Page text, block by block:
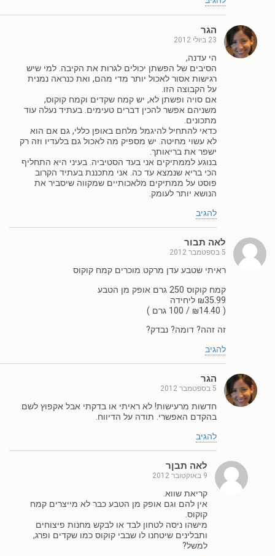
הגר
23 ביולי 2012
הי עדנה,
הסיבים של הפשתן יכולים לגרות את הקיבה. למי שיש
רגישות אסור לאכול יותר מדי מהם, ואת כנראה נמנית
על הקבוצה הזו.
אם סויה ופשתן לא, יש קמח שקדים וקמח קוקוס,
משניהם אפשר להכין דברים טעימים. בעתיד נעלה עוד
מתכונים.
כדאי להתחיל להיגמל מלחם באופן כללי, גם אם הוא
לא עשוי מחיטה. יש מספיק מה לאכול גם בלעדיו וזה רק
ישפר את בריאותך.
בנוגע לממתיקים אני בעד הסטיביה. בעיני היא התחליף
הכי בריא שנמצא עד כה. אני מתכננת בעתיד הקרוב
פוסט על ממתיקים מלאכותיים שמקווה שיסביר את
הנושא יותר לעומק.
להגיב
לאה תבור
5 בספטמבר 2012
ראיתי שטבע עדן מרקט מוכרים קמח קוקוס
קמח קוקוס 250 גרם אופק מן הטבע
₪35.99 ליחידה
( ₪14.40 / 100 גרם )
זה זהה? דומה? נבדק?
להגיב
הגר
5 בספטמבר 2012
חדשות מרעישות! לא ראיתי או בדקתי אבל אקפוץ לשם
בהקדם האפשרי. תודה על הדיווח.
להגיב
לאה תבןר
9 באוקטובר 2012
קריאת שווא.
אין להם וגם אופק מן הטבע כבר לא מייצרים קמח
קוקוס.
מישהו ניסה לטחון לבד או לבקש מחנות פיצוחים
ותבלינים שיטחנו לו שבבי קוקוס כמו שקדים ופרג,
למשל?